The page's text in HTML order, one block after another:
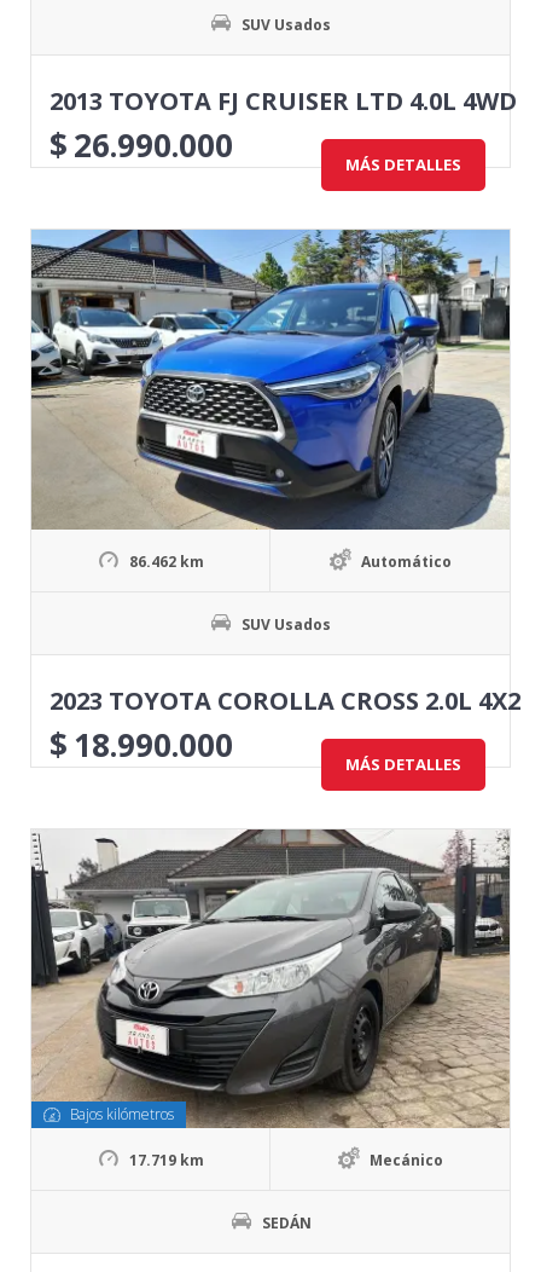
SUV Usados
2013 TOYOTA FJ CRUISER LTD 4.0L 4WD
$26.990.000 MÁS DETALLES
86.462 km Automático
SUV Usados
2023 TOYOTA COROLLA CROSS 2.0L 4X2
$ 18.990.000 MÁS DETALLES
Bajos kilómetros
17.719 km Mecánico
SEDÁN